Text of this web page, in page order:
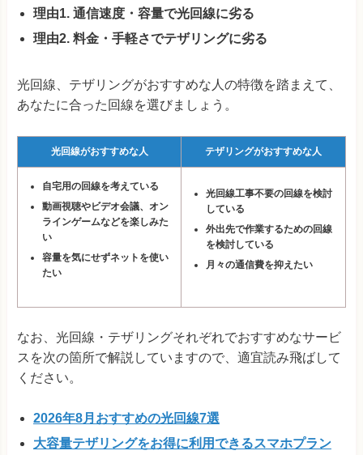
理由1. 通信速度・容量で光回線に劣る
理由2. 料金・手軽さでテザリングに劣る
光回線、テザリングがおすすめな人の特徴を踏まえて、
あなたに合った回線を選びましょう。
光回線がおすすめな人 テザリングがおすすめな人
自宅用の回線を考えている
動画視聴やビデオ会議、オン
ラインゲームなどを楽しみた
い
容量を気にせずネットを使い
たい
光回線工事不要の回線を検討
している
外出先で作業するための回線
を検討している
月々の通信費を抑えたい
なお、光回線・テザリングそれぞれでおすすめなサービ
スを次の箇所で解説していますので、適宜読み飛ばして
ください。
2026年8月おすすめの光回線7選
大容量テザリングをお得に利用できるスマホプラン